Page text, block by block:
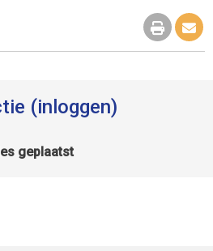
(inloggen)
geplaatst